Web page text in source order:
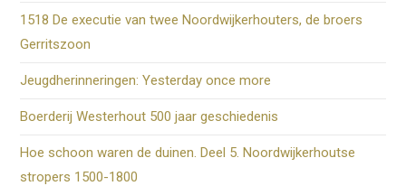
1518 De executie van twee Noordwijkerhouters, de broers
Gerritszoon
Jeugdherinneringen: Yesterday once more
Boerderij Westerhout 500 jaar geschiedenis
Hoe schoon waren de duinen. Deel 5. Noordwijkerhoutse
stropers 1500-1800